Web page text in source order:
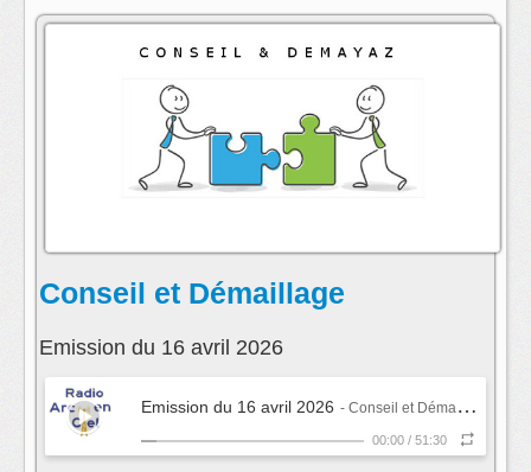
animateur : Annick Folio
conseil@radioarcenciel.re
Conseil et Démaillage
Emission du 16 avril 2026
Emission du 16 avril 2026 - Conseil et Démaillage
00:00 / 51:30